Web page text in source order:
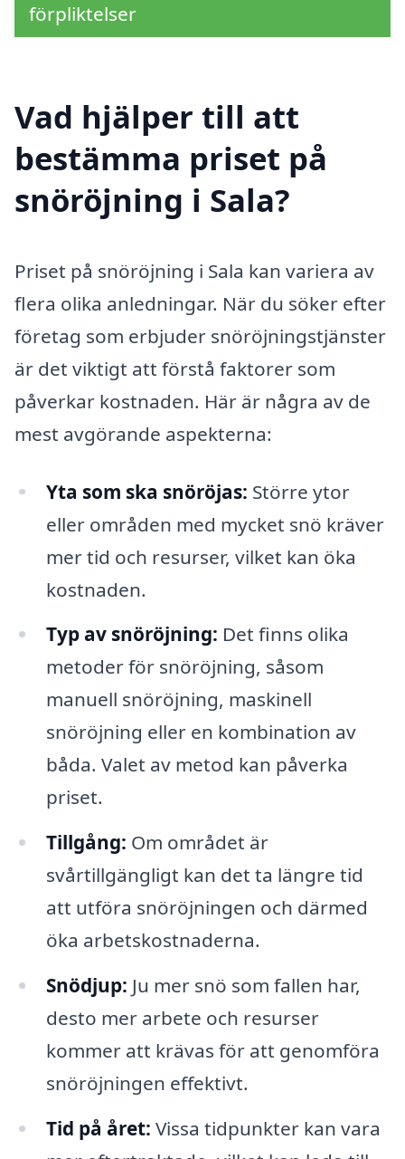
förpliktelser
Vad hjälper till att
bestämma priset på
snöröjning i Sala?
Priset på snöröjning i Sala kan variera av
flera olika anledningar. När du söker efter
företag som erbjuder snöröjningstjänster
är det viktigt att förstå faktorer som
påverkar kostnaden. Här är några av de
mest avgörande aspekterna:
Yta som ska snöröjas: Större ytor
eller områden med mycket snö kräver
mer tid och resurser, vilket kan öka
kostnaden.
Typ av snöröjning: Det finns olika
metoder för snöröjning, såsom
manuell snöröjning, maskinell
snöröjning eller en kombination av
båda. Valet av metod kan påverka
priset.
Tillgång: Om området är
svårtillgängligt kan det ta längre tid
att utföra snöröjningen och därmed
öka arbetskostnaderna.
Snödjup: Ju mer snö som fallen har,
desto mer arbete och resurser
kommer att krävas för att genomföra
snöröjningen effektivt.
Tid på året: Vissa tidpunkter kan vara